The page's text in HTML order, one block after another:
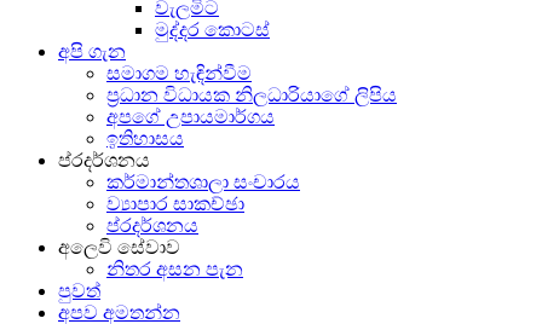
වැලමිට
මුද්දර කොටස්
අපි ගැන
සමාගම හැඳින්වීම
ප්‍රධාන විධායක නිලධාරියාගේ ලිපිය
අපගේ උපායමාර්ගය
ඉතිහාසය
ප්රදර්ශනය
කර්මාන්තශාලා සංචාරය
ව්‍යාපාර සාකච්ඡා
ප්රදර්ශනය
අලෙවි සේවාව
නිතර අසන පැන
පුවත්
අපව අමතන්න